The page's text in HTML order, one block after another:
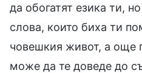
да обогатят езика ти,
слова, които биха ти
човешкия живот, а още
може да те доведе до